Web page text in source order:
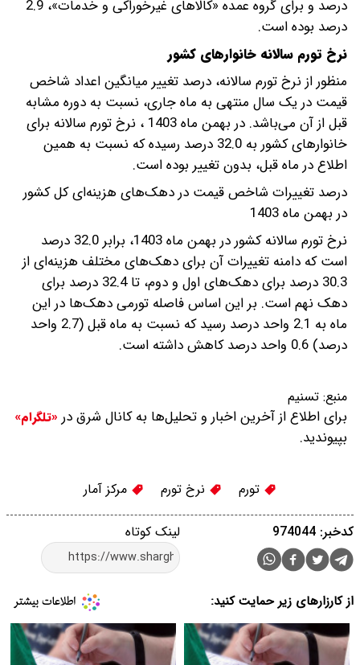
درصد و برای گروه عمده «کالاهای غیرخوراکی و خدمات»، 2.9
درصد بوده است.
نرخ تورم سالانه خانوارهای کشور
منظور از نرخ تورم سالانه، درصد تغییر میانگین اعداد شاخص
قیمت در یک سال منتهی به ماه جاری، نسبت به دوره مشابه
قبل از آن می‌باشد. در بهمن ماه 1403 ، نرخ تورم سالانه برای
خانوارهای کشور به 32.0 درصد رسیده که نسبت به همین
اطلاع در ماه قبل، بدون تغییر بوده است.
درصد تغییرات شاخص قیمت در دهک‌های هزینه‌ای کل کشور
در بهمن ماه 1403
نرخ تورم سالانه کشور در بهمن ماه 1403، برابر 32.0 درصد
است که دامنه تغییرات آن برای دهک‌های مختلف هزینه‌ای از
30.3 درصد برای دهک‌­­­های اول و دوم، تا 32.4 درصد برای
دهک نهم است. بر این اساس فاصله تورمی دهک‌ها در این
ماه به 2.1 واحد درصد رسید که نسبت به ماه قبل (2.7 واحد
درصد) 0.6 واحد درصد کاهش داشته است.
منبع: تسنیم
برای اطلاع از آخرین اخبار و تحلیل‌ها به کانال شرق در «تلگرام»
بپیوندید.
تورم نرخ تورم مرکز آمار
لینک کوتاه کدخبر: 974044
از کارزارهای زیر حمایت کنید: